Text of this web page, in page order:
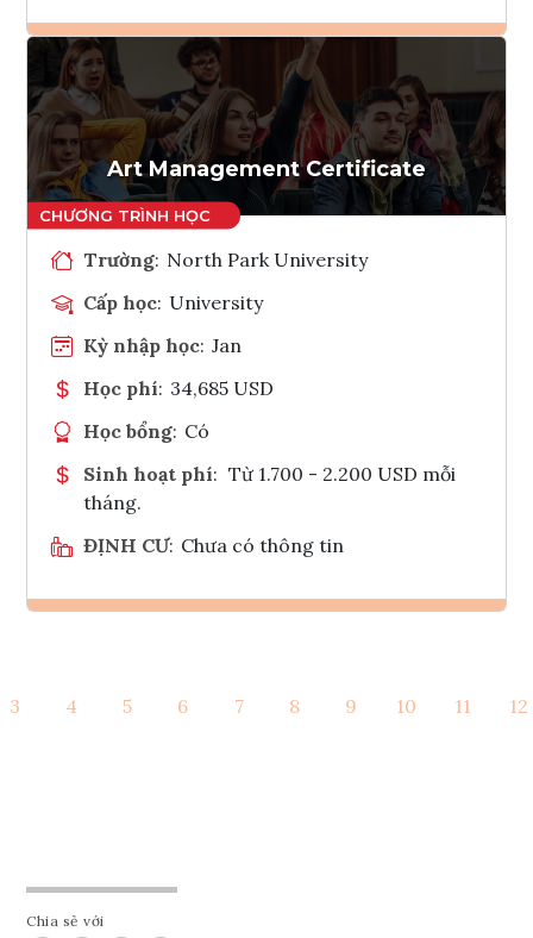
Ghi danh
Tham vấn Interlink
Art Management Certificate
Trường: North Park University
Cấp học: University
Kỳ nhập học: Jan
Học phí: 34,685 USD
Học bổng: Có
Sinh hoạt phí: Từ 1.700 - 2.200 USD mỗi
tháng.
ĐỊNH CƯ: Chưa có thông tin
Tham vấn Interlink
3 4 5 6 7 8 9 10 11 12
Chia sẻ với